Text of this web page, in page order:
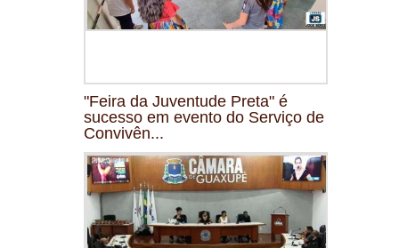
"Feira da Juventude Preta" é
sucesso em evento do Serviço de
Convivên...